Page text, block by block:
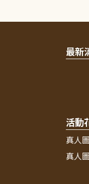
最新
活動
真人
真人